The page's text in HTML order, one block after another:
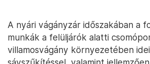
A nyári vágányzár időszakában a
munkák a felüljárók alatti
villamosvágány környezetében